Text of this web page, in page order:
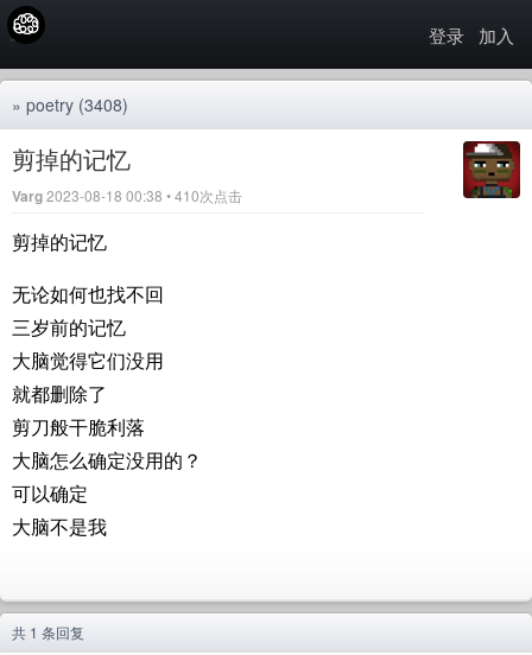
登录 加入
» poetry (3408)
剪掉的记忆
Varg2023-08-18 00:38 • 410次点击
剪掉的记忆
无论如何也找不回
三岁前的记忆
大脑觉得它们没用
就都删除了
剪刀般干脆利落
大脑怎么确定没用的？
可以确定
大脑不是我
共 1 条回复